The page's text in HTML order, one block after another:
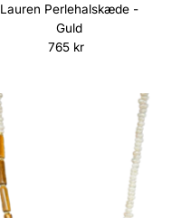
Lauren Perlehalskæde -
Guld
Normalpris
765 kr